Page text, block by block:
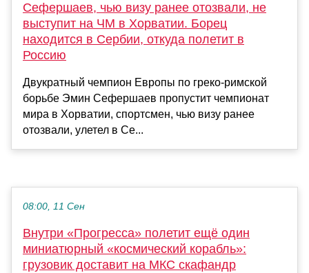
Сефершаев, чью визу ранее отозвали, не
выступит на ЧМ в Хорватии. Борец
находится в Сербии, откуда полетит в
Россию
Двукратный чемпион Европы по греко‑римской
борьбе Эмин Сефершаев пропустит чемпионат
мира в Хорватии, спортсмен, чью визу ранее
отозвали, улетел в Се...
08:00, 11 Сен
Внутри «Прогресса» полетит ещё один
миниатюрный «космический корабль»:
грузовик доставит на МКС скафандр